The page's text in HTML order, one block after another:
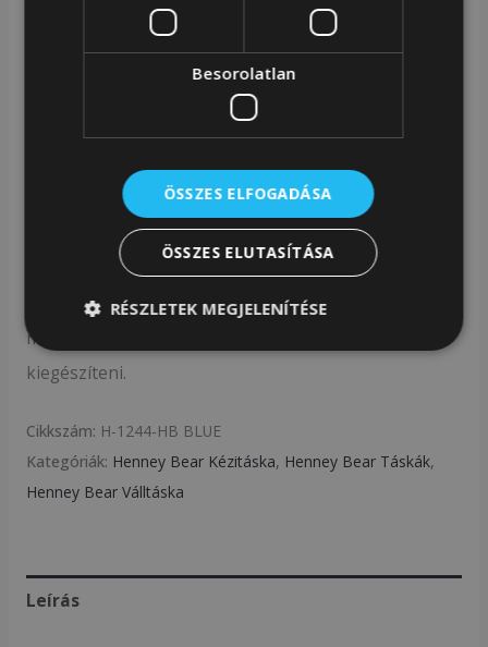
100% állati eredetű anyagtól mentes
Gobelin szövet HB monogramm mintával
Kék műbőr részletek, aranyszínű
fémkiegészítők
Cipzáras főrekesz belső zsebekkel
Kézifül és állítható, levehető vállpánt
A HB BLUE női táska tökéletes választás azok számára,
akik kedvelik a klasszikus formákat, de szeretnék
megjelenésüket modern, stílusos részletekkel
kiegészíteni.
Cikkszám: H-1244-HB BLUE
Kategóriák: Henney Bear Kézitáska, Henney Bear Táskák,
Henney Bear Válltáska
Leírás
Besorolatlan
ÖSSZES ELFOGADÁSA
ÖSSZES ELUTASÍTÁSA
RÉSZLETEK MEGJELENÍTÉSE